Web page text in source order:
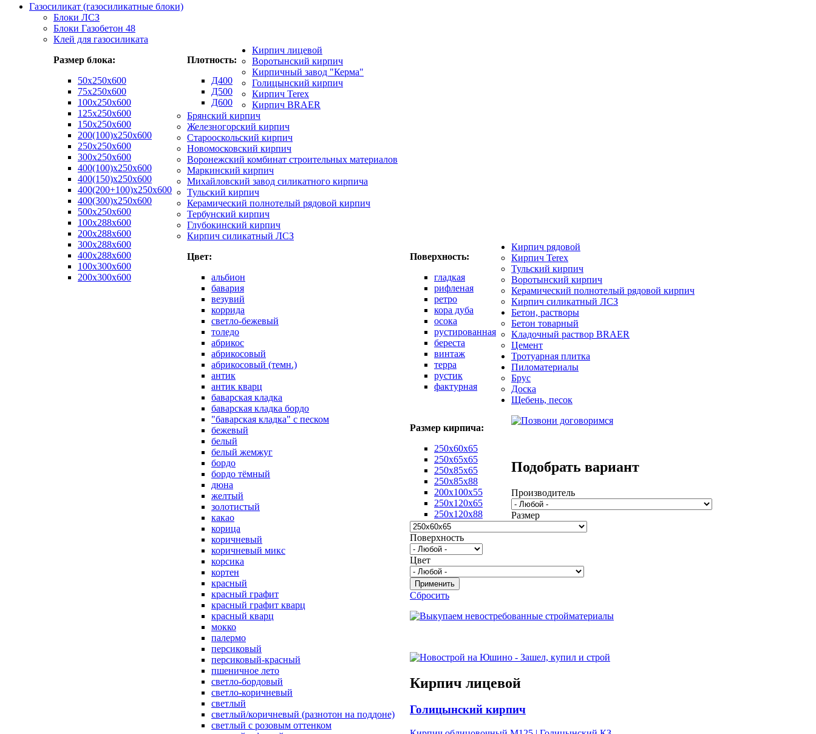
Газосиликат (газосиликатные блоки)
Блоки ЛСЗ
Блоки Газобетон 48
Клей для газосиликата
Размер блока:
50х250х600
75x250x600
100x250x600
125x250x600
150x250x600
200(100)x250x600
250x250x600
300x250x600
400(100)x250x600
400(150)x250x600
400(200+100)x250x600
400(300)x250x600
500x250x600
100x288x600
200x288x600
300x288x600
400x288x600
100х300х600
200х300х600
Плотность:
Д400
Д500
Д600
Кирпич лицевой
Воротынский кирпич
Кирпичный завод "Керма"
Голицынский кирпич
Кирпич Terex
Кирпич BRAER
Брянский кирпич
Железногорский кирпич
Старооскольский кирпич
Новомосковский кирпич
Воронежский комбинат строительных материалов
Маркинский кирпич
Михайловский завод силикатного кирпича
Тульский кирпич
Керамический полнотелый рядовой кирпич
Тербунский кирпич
Глубокинский кирпич
Кирпич силикатный ЛСЗ
Цвет:
альбион
бавария
везувий
коррида
светло-бежевый
толедо
абрикос
абрикосовый
абрикосовый (темн.)
антик
антик кварц
баварская кладка
баварская кладка бордо
"баварская кладка" с песком
бежевый
белый
белый жемжуг
бордо
бордо тёмный
дюна
желтый
золотистый
какао
корица
коричневый
коричневый микс
корсика
кортен
красный
красный графит
красный графит кварц
красный кварц
мокко
палермо
персиковый
персиковый-красный
пшеничное лето
светло-бордовый
светло-коричневый
светлый
светлый/коричневый (разнотон на поддоне)
светлый с розовым оттенком
Поверхность:
гладкая
рифленая
ретро
кора дуба
осока
рустированная
береста
винтаж
терра
рустик
фактурная
Размер кирпича:
250х60х65
250х65х65
250х85х65
250х85х88
200х100х55
250х120х65
250х120х88
Кирпич рядовой
Кирпич Terex
Тульский кирпич
Воротынский кирпич
Керамический полнотелый рядовой кирпич
Кирпич силикатный ЛСЗ
Бетон, растворы
Бетон товарный
Кладочный раствор BRAER
Цемент
Тротуарная плитка
Пиломатериалы
Брус
Доска
Щебень, песок
Подобрать вариант
Производитель
Размер
Поверхность
Цвет
Сбросить
Кирпич лицевой
Голицынский кирпич